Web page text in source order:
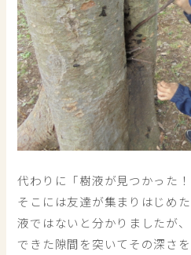
代わりに「樹液が見つかった
そこには友達が集まりはじめ
液ではないと分かりましたが
できた隙間を突いてその深さ